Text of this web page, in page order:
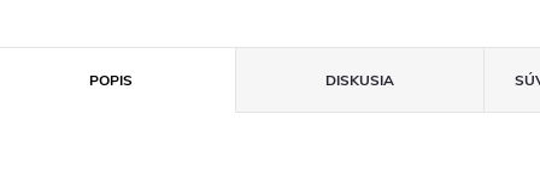
POPIS DISKUSIA